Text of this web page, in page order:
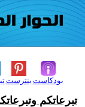
بنترست بودكاست
تبرعاتكم